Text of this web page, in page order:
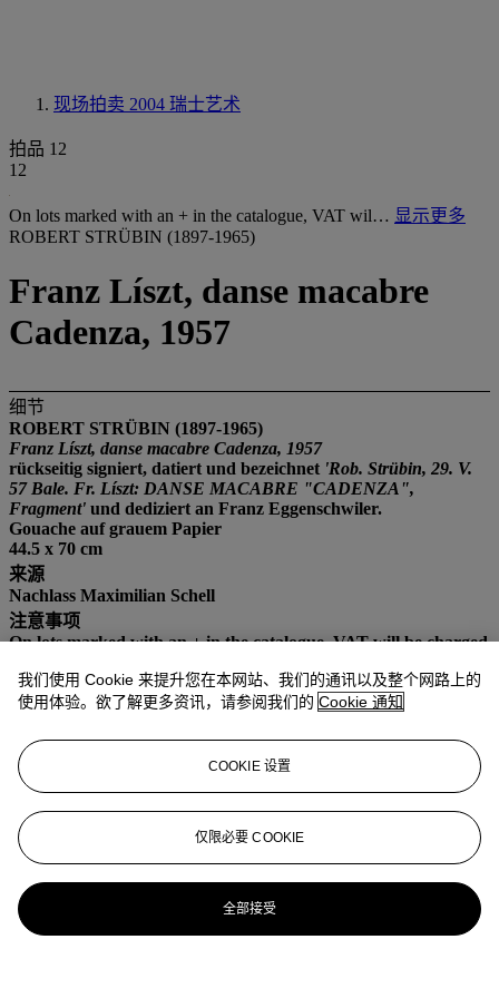
现场拍卖 2004 瑞士艺术
拍品 12
12
On lots marked with an + in the catalogue, VAT wil… 显示更多
ROBERT STRÜBIN (1897-1965)
Franz Líszt, danse macabre
Cadenza, 1957
细节
ROBERT STRÜBIN (1897-1965)
Franz Líszt, danse macabre Cadenza, 1957
rückseitig signiert, datiert und bezeichnet 'Rob. Strübin, 29. V.
57 Bale. Fr. Líszt: DANSE MACABRE "CADENZA",
Fragment' und dediziert an Franz Eggenschwiler.
Gouache auf grauem Papier
44.5 x 70 cm
来源
Nachlass Maximilian Schell
注意事项
On lots marked with an + in the catalogue, VAT will be charged
更多来自瑞士艺术
查看全部
查看全部
我们使用 Cookie 来提升您在本网站、我们的通讯以及整个网路上的
使用体验。欲了解更多资讯，请参阅我们的 Cookie 通知
COOKIE 设置
仅限必要 COOKIE
全部接受